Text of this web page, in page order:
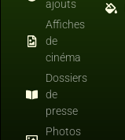
ajouts
Affiches
de
cinéma
Dossiers
de
presse
Photos